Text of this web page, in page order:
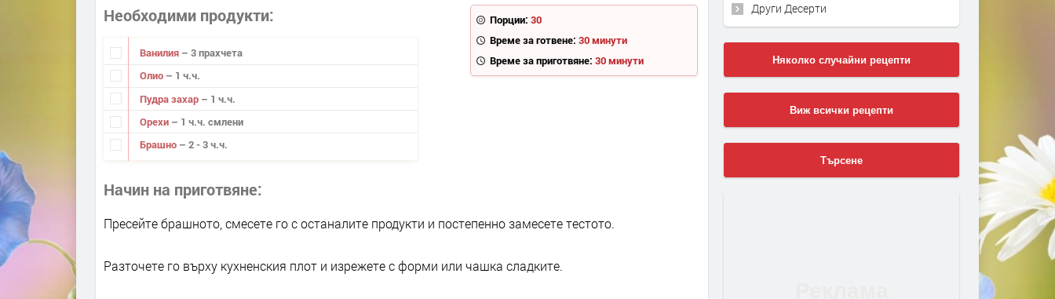
Порции: 30
Време за готвене: 30 минути
Време за приготвяне: 30 минути
Необходими продукти
Ванилия – 3 прахчета
Олио – 1 ч.ч.
Пудра захар – 1 ч.ч.
Орехи – 1 ч.ч. смлени
Брашно – 2 - 3 ч.ч.
Начин на приготвяне
Пресейте брашното, смесете го с останалите продукти и постепенно замесете тестото.
Разточете го върху кухненския плот и изрежете с форми или чашка сладките.
Други Десерти
Няколко случайни рецепти
Виж всички рецепти
Търсене